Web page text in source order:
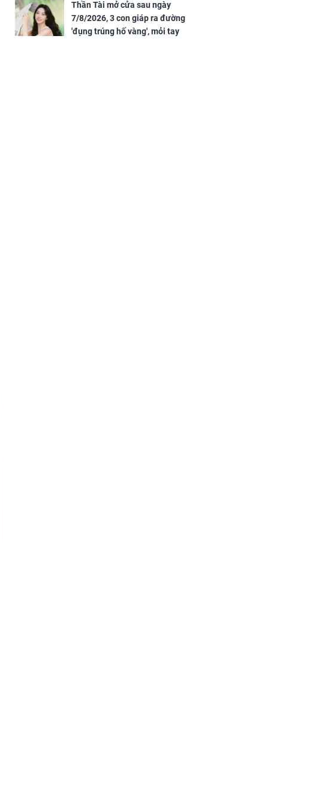
cuốn', vươn mình thành đại gia
trong phút chốc
Thần Tài mở cửa sau ngày
7/8/2026, 3 con giáp ra đường
'đụng trúng hố vàng', mỏi tay